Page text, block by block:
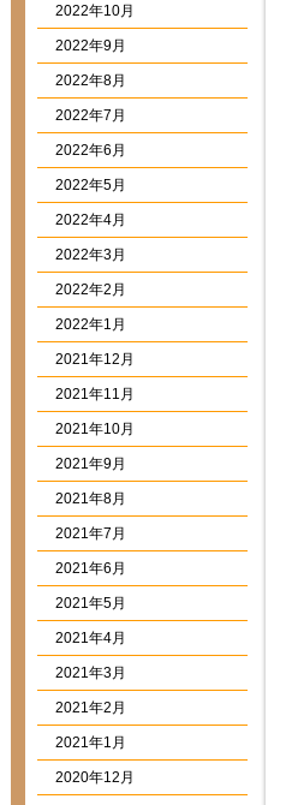
2022年10月
2022年9月
2022年8月
2022年7月
2022年6月
2022年5月
2022年4月
2022年3月
2022年2月
2022年1月
2021年12月
2021年11月
2021年10月
2021年9月
2021年8月
2021年7月
2021年6月
2021年5月
2021年4月
2021年3月
2021年2月
2021年1月
2020年12月